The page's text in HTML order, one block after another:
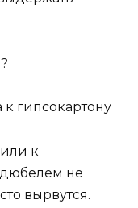
гипсокартону
к
не
вырвутся.